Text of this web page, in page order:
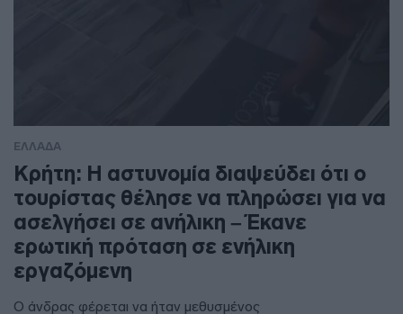
ΕΛΛΑΔΑ
Κρήτη: Η αστυνομία διαψεύδει ότι ο
τουρίστας θέλησε να πληρώσει για να
ασελγήσει σε ανήλικη – Έκανε
ερωτική πρόταση σε ενήλικη
εργαζόμενη
Ο άνδρας φέρεται να ήταν μεθυσμένος